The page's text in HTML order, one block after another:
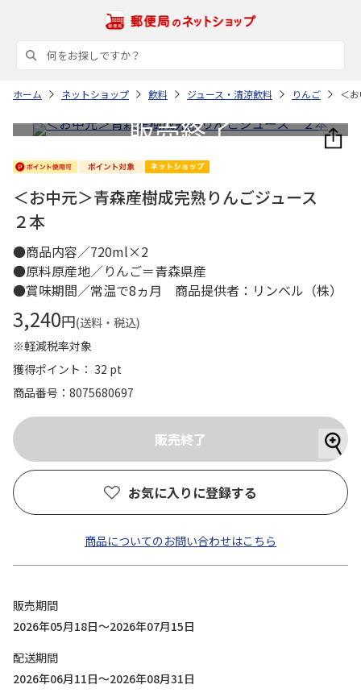
ホーム ネットショップ 飲料 ジュース・清涼飲料 りんご ＜
＜お中元＞青森産樹成完熟りんごジュース
２本
●商品内容／720ml×2
●原料原産地／りんご＝青森県産
●賞味期間／常温で8ヵ月 商品提供者：リンベル（株）
3,240円(送料・税込)
※軽減税率対象
獲得ポイント： 32 pt
商品番号
8075680697
お気に入りに登録する
商品についてのお問い合わせはこちら
販売期間
2026年05月18日～2026年07月15日
配送期間
2026年06月11日～2026年08月31日